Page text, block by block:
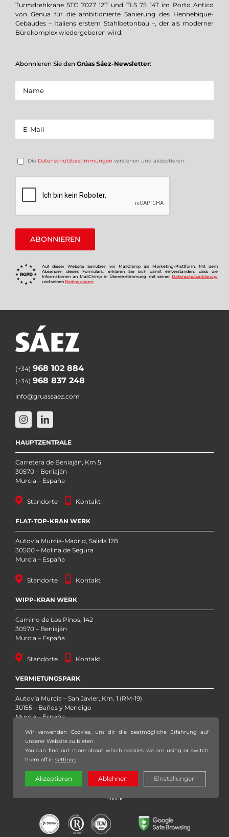
Turmdrehkrane STC 7027 12T und TLS 75 14T im Porto Antico
von Genua für die ambitionierte Sanierung des Hennebique-
Gebäudes – Italiens erstem Stahlbetonbau –, der als moderner
Bürokomplex wiedergeboren wird.
Abonnieren Sie den Grúas Sáez-Newsletter:
Die Datenschutzbestimmungen verstehen und akzeptieren.
Auf dieser Website benutzen wir MailChimp als Marketing-Plattform. Mit dem
Absenden dieses Formulars, erklären Sie sich damit einverstanden, dass die
Informationen an MailChimp in Übereinstimmung mit seiner Datenschutzerklärung
und seinen Bedingungen.
(+34) 968 102 884
(+34) 968 837 248
info@gruassaez.com
HAUPTZENTRALE
Carretera de Beniaján, Km 5.
30570 – Beniaján
Murcia – España
Standorte Kontakt
FLAT-TOP-KRAN WERK
Autovía Murcia-Madrid, Salida 128
30500 – Molina de Segura
Murcia – España
Standorte Kontakt
WIPP-KRAN WERK
Camino de Los Pinos, 142
30570 – Beniaján
Murcia – España
Standorte Kontakt
VERMIETUNGSPARK
Autovía Murcia – San Javier, Km. 1 (RM-19)
30155 – Baños y Mendigo
Murcia – España
Standorte Kontakt
Copyright 2020 – 2026 Grúas Sáez, S.L. – Alle Rechte vorbehalten |
Rechtlicher Hinweis|Datenschutzerklärung| Datenschutzpolitik|Cookie-
Politik
Wir verwenden Cookies, um dir die bestmögliche Erfahrung auf
unserer Website zu bieten.
You can find out more about which cookies we are using or switch
them off in settings.
Akzeptieren Ablehnen Einstellungen